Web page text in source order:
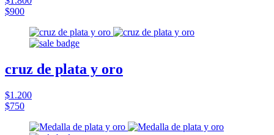
$900
cruz de plata y oro
$1.200
$750